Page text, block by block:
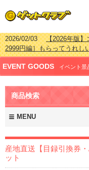
2026/07/15【2026年版
ング 更新しました！
2026/04/03【2026年版】
2999円編］もらってうれし
2026/02/16【2026年版】
新しました！
2026/02/03
2999円編］もらってうれし
EVENT GOODS イベント景
商品検索
MENU
産地直送【目録引換券
ット